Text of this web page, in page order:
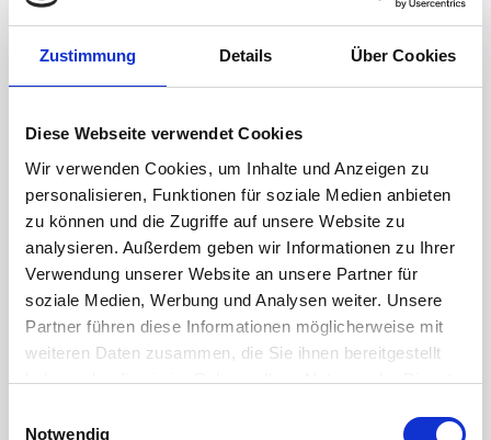
Zustimmung Details Über Cookies
Diese Webseite verwendet Cookies
Wir verwenden Cookies, um Inhalte und Anzeigen zu
personalisieren, Funktionen für soziale Medien anbieten
zu können und die Zugriffe auf unsere Website zu
analysieren. Außerdem geben wir Informationen zu Ihrer
Verwendung unserer Website an unsere Partner für
soziale Medien, Werbung und Analysen weiter. Unsere
Partner führen diese Informationen möglicherweise mit
weiteren Daten zusammen, die Sie ihnen bereitgestellt
haben oder die sie im Rahmen Ihrer Nutzung der Dienste
Notwendig
Binance Coin
$586,87 -1,74%
Bitcoin
$64.187,38 -1,10%
Ethereum
$1.895,45
IOTA
$0,05 -1,10%
KAVA
$0,05 -1,10%
Kyber Network
$ 0,11 -1,10%
Chainlink
$8,13 -1,10%
Litecoin
$45,32 0,61%
MTL
$0,26 -1,10%
-1,10%